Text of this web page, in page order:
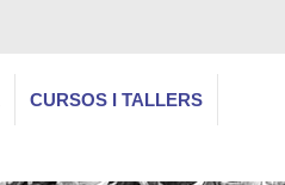
CURSOS I TALLERS